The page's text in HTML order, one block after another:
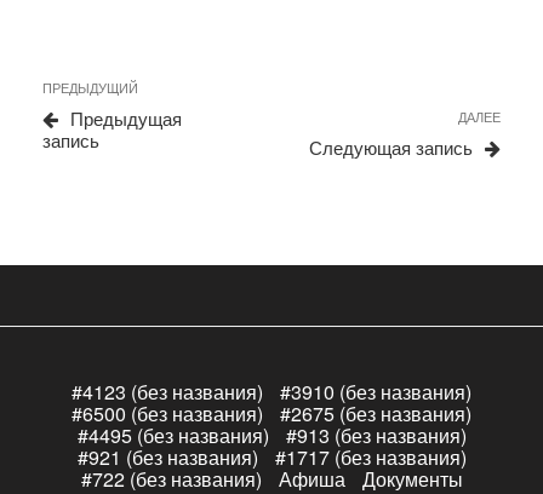
записям
Предыдущая
запись
ПРЕДЫДУЩИЙ
Предыдущая
запись
ДАЛЕЕ
Следующая запись
#4123 (без названия) #3910 (без названия)
#6500 (без названия) #2675 (без названия)
#4495 (без названия) #913 (без названия)
#921 (без названия) #1717 (без названия)
#722 (без названия) Афиша Документы